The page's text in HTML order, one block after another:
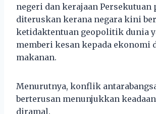
negeri dan kerajaan Persekutuan
diteruskan kerana negara kini
ketidaktentuan geopolitik dunia
memberi kesan kepada ekonomi
makanan.
Menurutnya, konflik
berterusan menunjukkan
diramal.